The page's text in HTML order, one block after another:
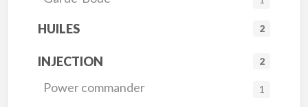
HUILES 2
INJECTION 2
Power commander 1